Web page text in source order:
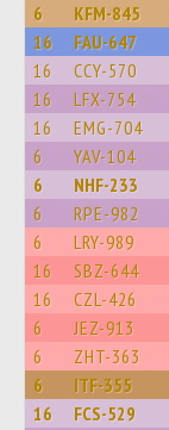
6 KFM-845
16 FAU-647
16 CCY-570
16 LFX-754
16 EMG-704
6 YAV-104
6 NHF-233
6 RPE-982
6 LRY-989
16 SBZ-644
16 CZL-426
6 JEZ-913
6 ZHT-363
6 ITF-355
16 FCS-529